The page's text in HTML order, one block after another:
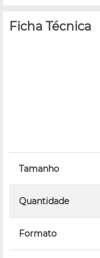
Ficha Técnica
Tamanho
Quantidade
Formato